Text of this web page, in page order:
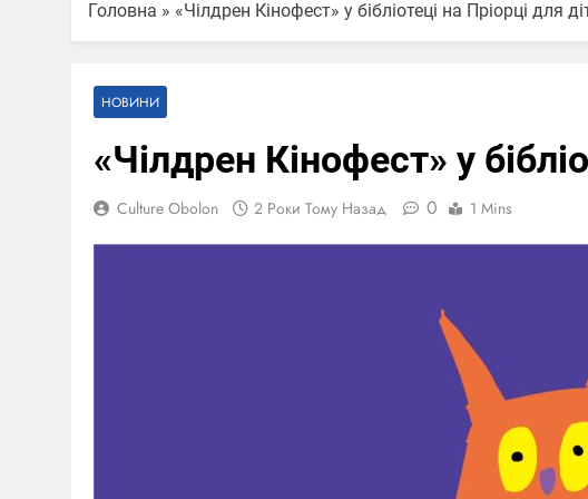
Головна » «Чілдрен Кінофест» у бібліотеці на Пріорці для
НОВИНИ
«Чілдрен Кінофест» у
Culture Obolon 2 Роки Тому Назад 0 1 Mins